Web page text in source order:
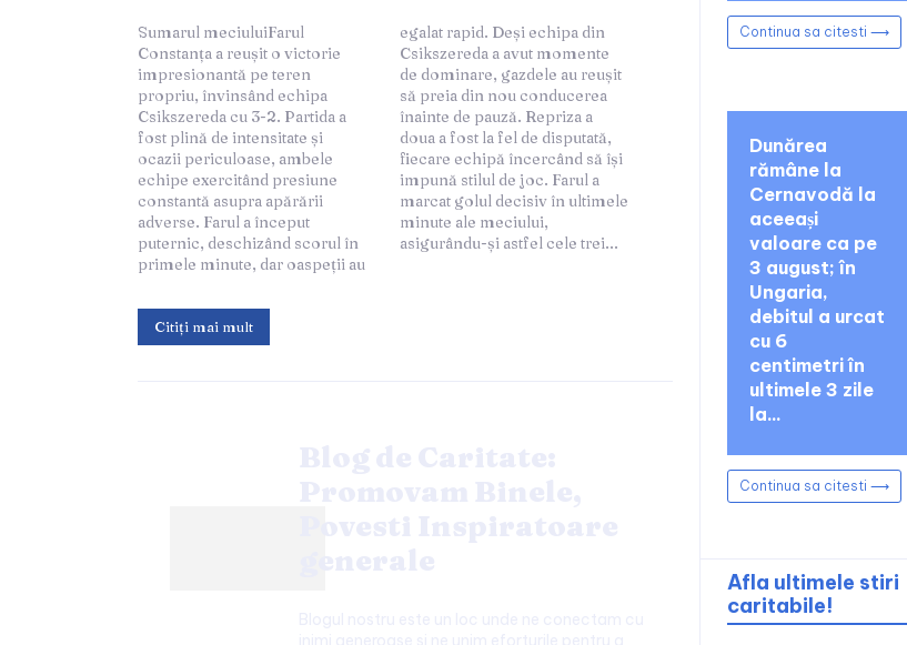
Sumarul meciuluiFarul
Constanța a reușit o victorie
impresionantă pe teren
propriu, învinsând echipa
Csikszereda cu 3-2. Partida a
fost plină de intensitate și
ocazii periculoase, ambele
echipe exercitând presiune
constantă asupra apărării
adverse. Farul a început
puternic, deschizând scorul în
primele minute, dar oaspeții au
egalat rapid. Deși echipa din
Csikszereda a avut momente
de dominare, gazdele au reușit
să preia din nou conducerea
înainte de pauză. Repriza a
doua a fost la fel de disputată,
fiecare echipă încercând să își
impună stilul de joc. Farul a
marcat golul decisiv în ultimele
minute ale meciului,
asigurându-și astfel cele trei...
Citiți mai mult
Continua sa citesti ⟶
Dunărea
rămâne la
Cernavodă la
aceeași
valoare ca pe
3 august; în
Ungaria,
debitul a urcat
cu 6
centimetri în
ultimele 3 zile
la...
Continua sa citesti ⟶
Afla ultimele stiri
caritabile!